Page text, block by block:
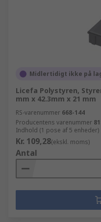
Midlertidigt ikke på
Licefa Polystyren,
mm x 42.3mm x 21 mm
RS-varenummer 668-144
Producentens varenummer
Indhold (1 pose af 5 enheder)
Kr. 109,28(ekskl. moms)
Antal